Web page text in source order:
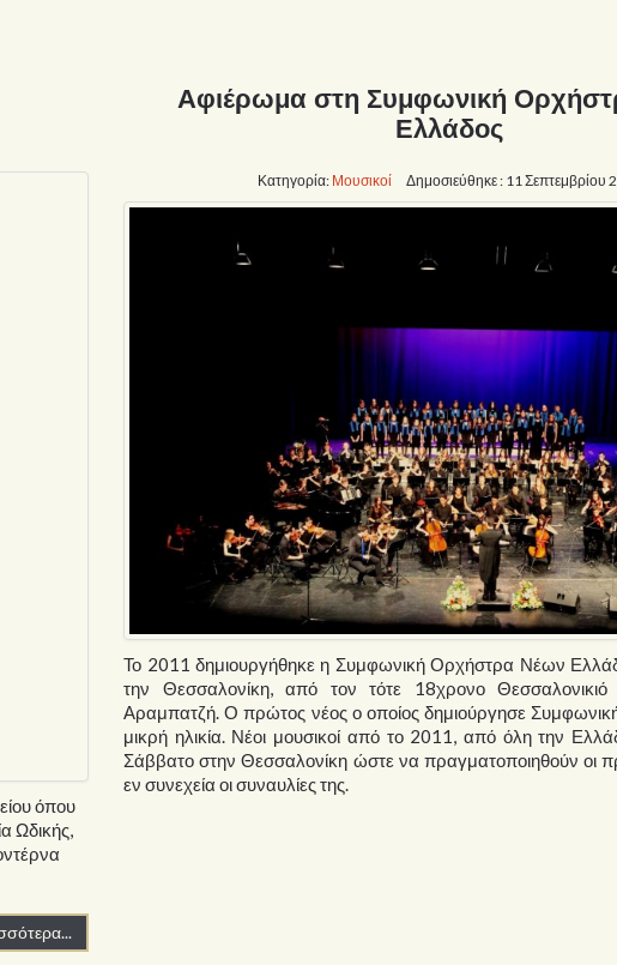
όπου
Ωδικής,
Αφιέρωμα στη Συμφωνική
Ελλάδος
Κατηγορία: Μουσικοί Δημοσιεύθηκε : 11 Σεπτεμβρίου
Το 2011 δημιουργήθηκε η Συμφωνική Ορχήστρα Νέων
την Θεσσαλονίκη, από τον τότε 18χρονο Θεσσαλονικιό
Αραμπατζή. Ο πρώτος νέος ο οποίος δημιούργησε
μικρή ηλικία. Νέοι μουσικοί από το 2011, από όλη την
Σάββατο στην Θεσσαλονίκη ώστε να πραγματοποιηθούν οι
εν συνεχεία οι συναυλίες της.